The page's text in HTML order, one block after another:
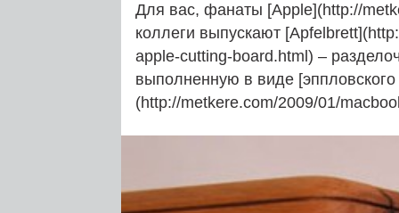
Для вас, фанаты [Apple](http://
коллеги выпускают
apple-cutting-board.html) –
выполненную в виде [эппловского
(http://metkere.com/2009/01/